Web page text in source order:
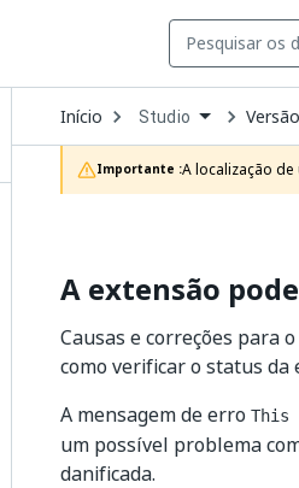
Início Open
Dropdown
to
choose
product
Studio
Importante :A localização
A extensão
Causas e correções para
como verificar o status da
A mensagem de erro This
um possível problema
danificada.